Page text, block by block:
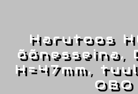
Harutoos
õõnesseina,
H=47mm,
OBO